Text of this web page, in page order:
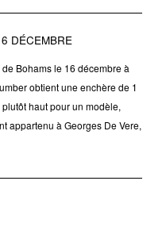
DÉCEMBRE
Bohams le 16 décembre à
obtient une enchère de 1
haut pour un modèle,
appartenu à Georges De Vere,